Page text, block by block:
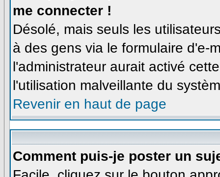
me connecter !
Désolé, mais seuls les
à des gens via le formulaire d'e-
l'administrateur aurait activé
l'utilisation malveillante du
Revenir en haut de page
Comment puis-je poster un